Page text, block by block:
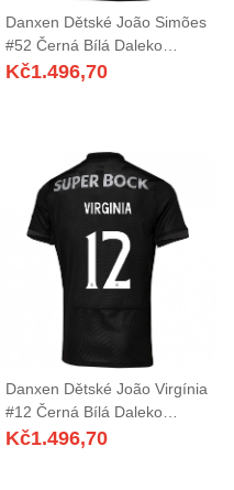
Danxen Dětské João Simões
#52 Černá Bílá Daleko
Hráčské Dresy 2025/26 Dres
Kč1.496,70
Danxen Dětské João Virgínia
#12 Černá Bílá Daleko
Hráčské Dresy 2025/26 Dres
Kč1.496,70